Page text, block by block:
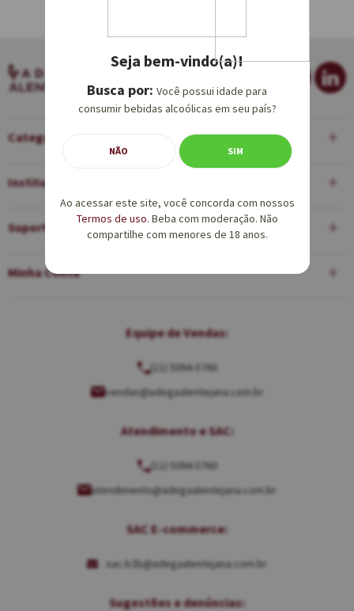
Categorias
Institucional
Suporte
Minha Conta
Equipe de Vendas:
(11) 5094-5760
vendas@adegaalentejana.com.br
Atendimento e SAC:
(11) 5094-5760
atendimento@adegaalentejana.com.br
SAC E-commerce:
sac.b2b@adegaalentejana.com.br
Sugestões e denúncias:
Seja bem-vindo(a)!
Você possui idade para
consumir bebidas alcoólicas em seu país?
NÃO SIM
Ao acessar este site, você concorda com nossos
Termos de uso. Beba com moderação. Não
compartilhe com menores de 18 anos.